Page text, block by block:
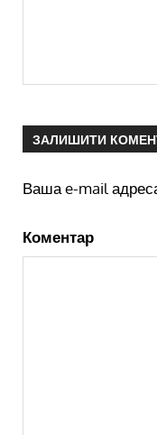
ЗАЛИШИТИ
Ваша e-mail
Коментар